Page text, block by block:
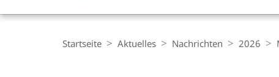
Philipps-
Navigation
Startseite Aktuelles Nachrichten 2026